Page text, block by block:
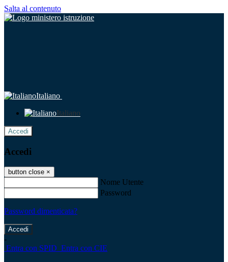
Salta al contenuto
Italiano
Italiano
Accedi
Accedi
button close ×
Nome Utente
Password
Password dimenticata?
-
Entra con SPID Entra con CIE